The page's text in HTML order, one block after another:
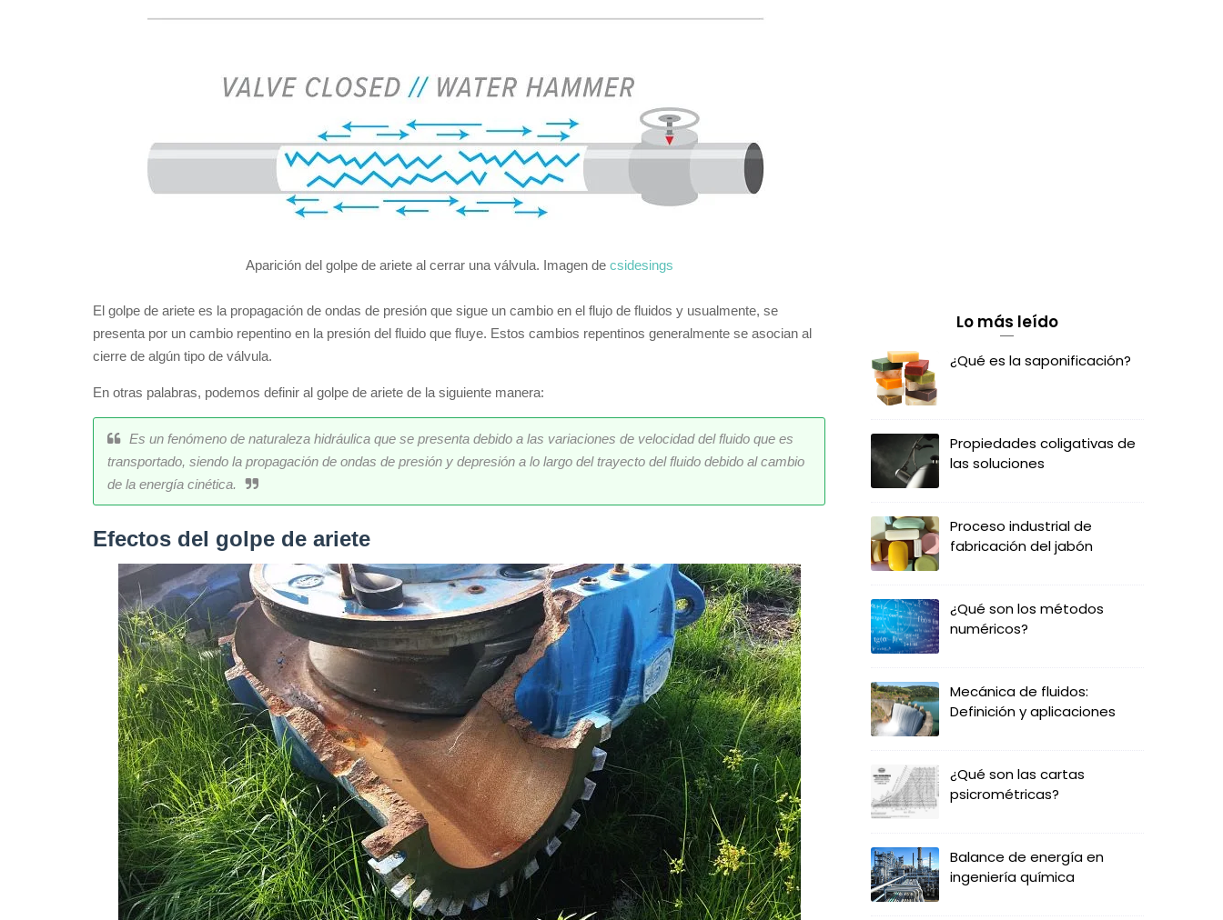
Aparición del golpe de ariete al cerrar una válvula. Imagen de csidesings
El golpe de ariete es la propagación de ondas de presión que sigue un cambio en el flujo de fluidos y usualmente, se
presenta por un cambio repentino en la presión del fluido que fluye. Estos cambios repentinos generalmente se asocian al
cierre de algún tipo de válvula.
En otras palabras, podemos definir al golpe de ariete de la siguiente manera:
Es un fenómeno de naturaleza hidráulica que se presenta debido a las variaciones de velocidad del fluido que es
transportado, siendo la propagación de ondas de presión y depresión a lo largo del trayecto del fluido debido al cambio
de la energía cinética.
Efectos del golpe de ariete
Lo más leído
¿Qué es la saponificación?
Propiedades coligativas de
las soluciones
Proceso industrial de
fabricación del jabón
¿Qué son los métodos
numéricos?
Mecánica de fluidos:
Definición y aplicaciones
¿Qué son las cartas
psicrométricas?
Balance de energía en
ingeniería química